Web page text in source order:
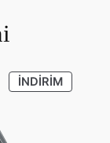
İNDIRIM
ÜRÜN